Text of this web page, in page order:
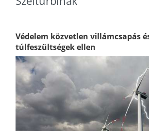
Védelem közvetlen villámcsapás
túlfeszültségek ellen